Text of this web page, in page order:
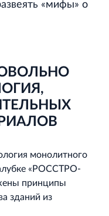
РОССТРО
«мифы» о
монолитного
«РОССТРО-
принципы
зданий из